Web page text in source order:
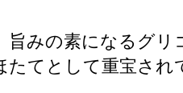
みの素になるグリ
てとして重宝さ